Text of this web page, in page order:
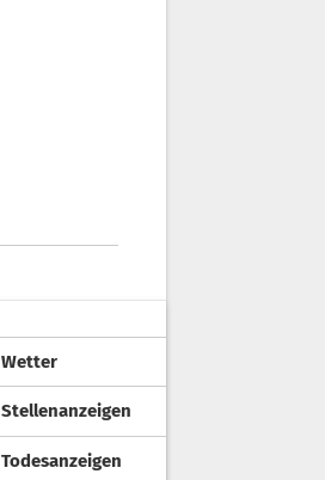
Wetter
Stellenanzeigen
Todesanzeigen